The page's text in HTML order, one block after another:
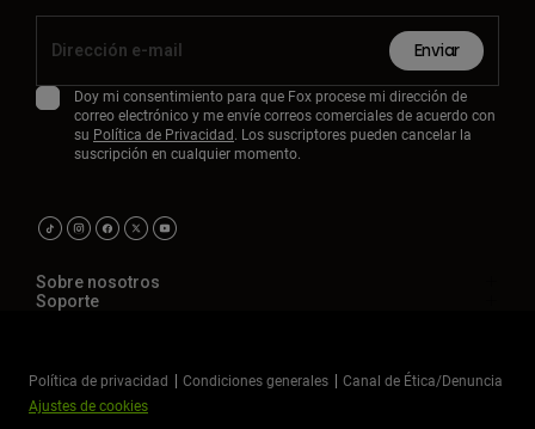
Enviar
Doy mi consentimiento para que Fox procese mi dirección de
correo electrónico y me envíe correos comerciales de acuerdo con
su Política de Privacidad. Los suscriptores pueden cancelar la
suscripción en cualquier momento.
Sobre nosotros
Soporte
Política de privacidad Condiciones generales
Canal de Ética/Denuncia
Ajustes de cookies